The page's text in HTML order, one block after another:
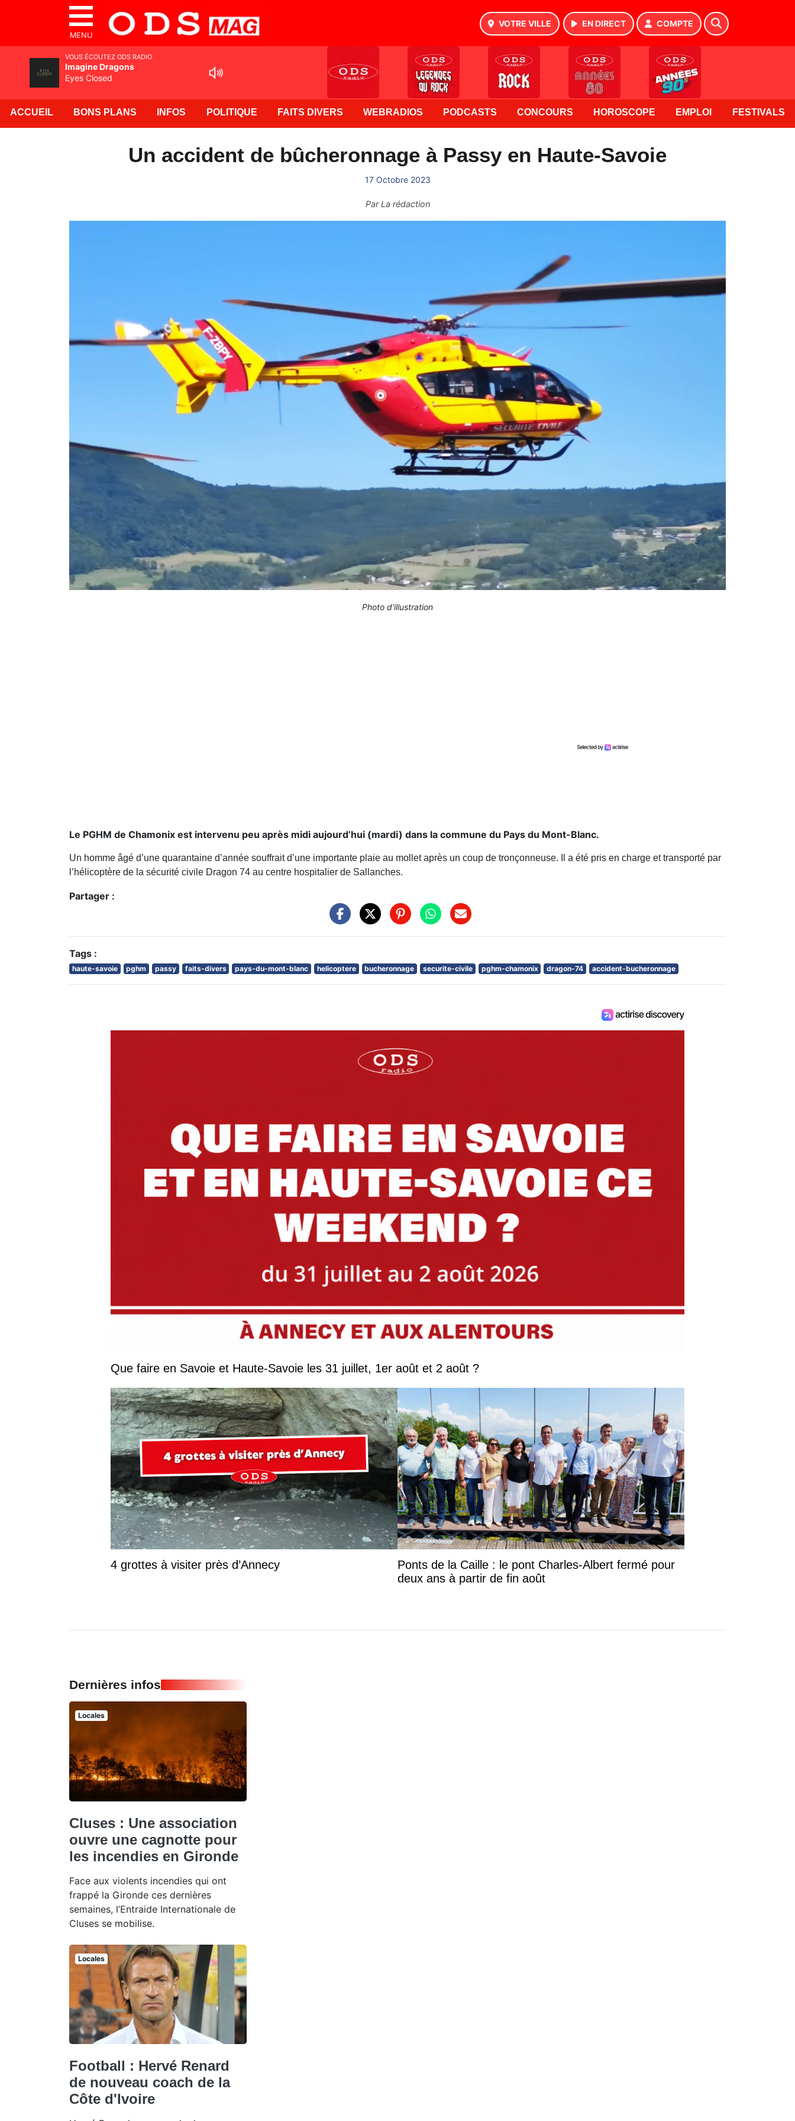
MENU
VOTRE VILLE EN DIRECT COMPTE
ACCUEIL BONS PLANS INFOS POLITIQUE FAITS DIVERS WEBRADIOS PODCASTS CONCOURS HOROSCOPE EMPLOI FESTIVALS
Un accident de bûcheronnage à Passy en Haute-Savoie
17 Octobre 2023
ParLa rédaction
Photo d'illustration
Le PGHM de Chamonix est intervenu peu après midi aujourd’hui (mardi) dans la commune du Pays du Mont-Blanc.
Un homme âgé d’une quarantaine d’année souffrait d’une importante plaie au mollet après un coup de tronçonneuse. Il a été pris en charge et transporté par
l’hélicoptère de la sécurité civile Dragon 74 au centre hospitalier de Sallanches.
Partager :
Tags :
haute-savoie pghm passy faits-divers pays-du-mont-blanc helicoptere bucheronnage securite-civile pghm-chamonix dragon-74 accident-bucheronnage
Que faire en Savoie et Haute-Savoie les 31 juillet, 1er août et 2 août ?
4 grottes à visiter près d’Annecy
Ponts de la Caille : le pont Charles-Albert fermé pour
deux ans à partir de fin août
Dernières infos
Locales
Cluses : Une association
ouvre une cagnotte pour
les incendies en Gironde
Face aux violents incendies qui ont
frappé la Gironde ces dernières
semaines, l’Entraide Internationale de
Cluses se mobilise.
Locales
Football : Hervé Renard
de nouveau coach de la
Côte d'Ivoire
VOUS ÉCOUTEZ ODS RADIO
Imagine Dragons
Eyes Closed